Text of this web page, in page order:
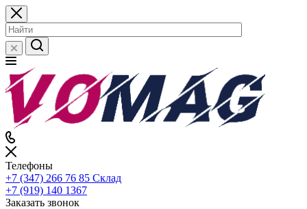
Телефоны
+7 (347) 266 76 85 Склад
+7 (919) 140 1367
Заказать звонок